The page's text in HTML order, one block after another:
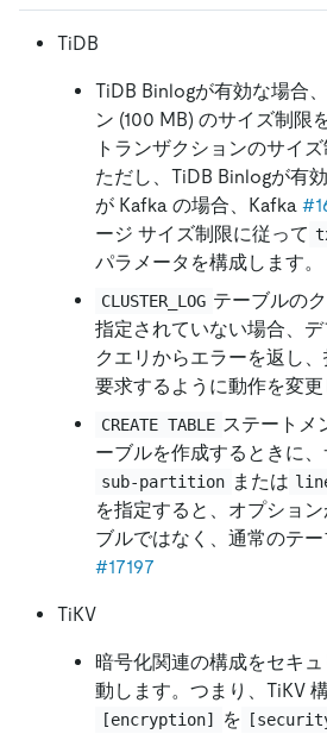
TiDB
TiDB Binlogが有効な場合
ン (100 MB) のサイズ制限
トランザクションのサイズ
ただし、TiDB Binlogが有
が Kafka の場合、Kafka
ージ サイズ制限に従って
パラメータを構成します。
CLUSTER_LOG テーブルの
指定されていない場合、
クエリからエラーを返し
要求するように動作を変
CREATE TABLE ステートメ
ーブルを作成するときに
sub-partition または
を指定すると、オプショ
ブルではなく、通常のテ
#17197
TiKV
暗号化関連の構成をセキ
動します。つまり、TiKV
[encryption] を